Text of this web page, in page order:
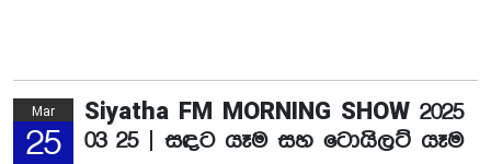
Mar
25
Siyatha FM MORNING SHOW 2025
03 25 | සඳට යෑම සහ ටොයිලට් යෑම